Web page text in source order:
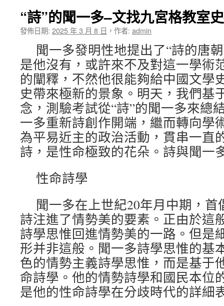
“詩”的聞一多–文找九宮格教室
發佈日期: 2025 年 3 月 8 日 ， 作者: admin
聞一多發明性地提出了“詩的唐
是他沒有，或許來不及對這一學術
的闡釋，不然他很能夠給中國文學
史帶來極新的景象。明天，我們基
念，測驗考試從“詩”的聞一多來總
一多重新詩創作開端，繼而轉向學
為平易近主的政治活動，貫串一直
詩，是性命極致的花朵。詩與聞一
性命詩學
聞一多在上世紀20年月中期，首
詩注進了情勢美的要素。正由於這
詩學思惟回進情勢美的一路。但是
形并非這般。聞一多詩學思惟的基
色的情勢主義詩學思惟，而是基于
命詩學。他的情勢詩學和國民本位
是他的性命詩學在分歧時代的詳細